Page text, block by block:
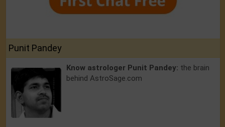
Punit Pandey
Know astrologer Punit Pandey: the brain
behind AstroSage.com